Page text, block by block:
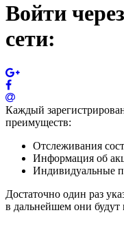
Войти
сети:
Каждый
преимуществ:
Отслеживания
Информация об
Индивидуальные
Достаточно один раз
в дальнейшем они будут